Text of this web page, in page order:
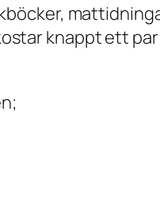
knappt ett